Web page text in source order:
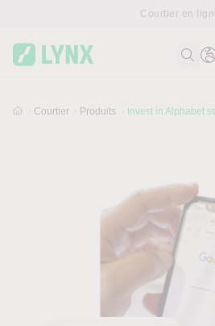
Courtier en
Courtier Produits Invest in Alphabet